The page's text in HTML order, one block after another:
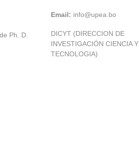
Ph. D.
Email: info@upea.bo
DICYT (DIRECCION DE
INVESTIGACIÓN CIENCIA Y
TECNOLOGIA)